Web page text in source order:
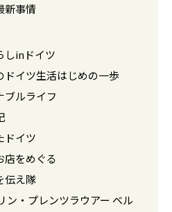
新事情
しinドイツ
ドイツ生活はじめの一歩
ブルライフ
ドイツ
店をめぐる
伝え隊
ン・プレンツラウアー ベル